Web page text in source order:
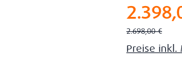
Regulärer Preis:
2.698,00 €
Preise inkl.